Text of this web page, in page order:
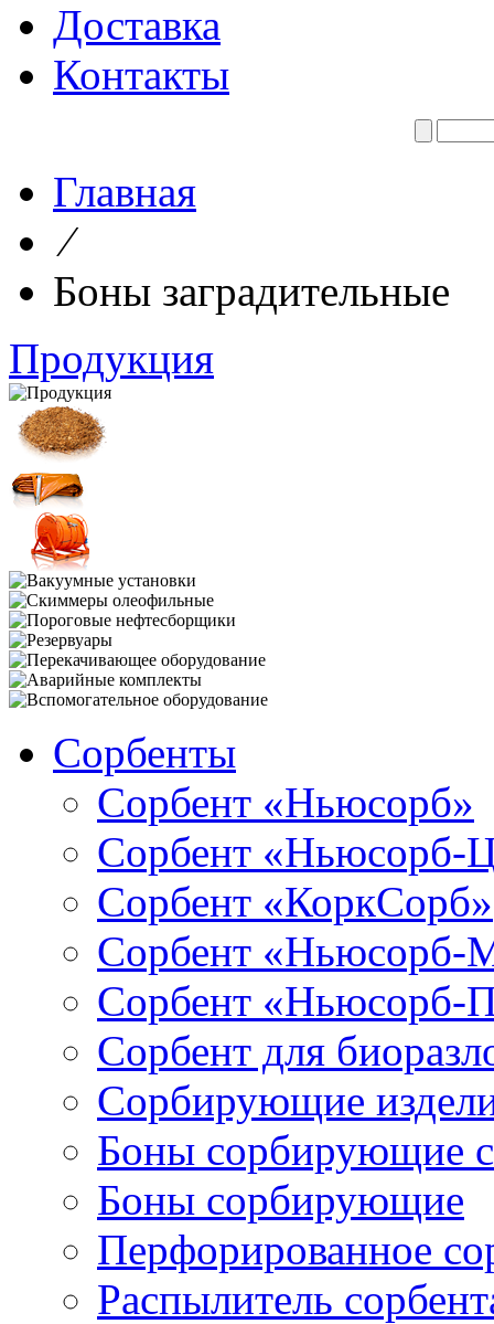
Доставка
Контакты
Главная
⁄
Боны заградительные
Продукция
Сорбенты
Сорбент «Ньюсорб»
Сорбент «Ньюсорб-
Сорбент «КоркСорб»
Сорбент «Ньюсорб-
Сорбент «Ньюсорб-
Сорбент для
Сорбирующие
Боны сорбирующие
Боны сорбирующие
Перфорированное
Распылитель